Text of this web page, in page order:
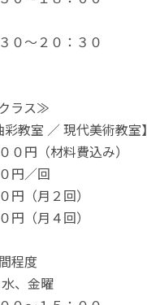
２０：３０
ラス≫
彩教室 ／ 現代美術教室】
０円（材料費込み）
円／回
円（月２回）
（月４回）
程度
、金曜